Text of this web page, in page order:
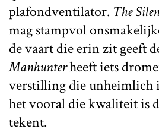
plafondventilator. The
mag stampvol
de vaart die erin zit geeft
Manhunterheeft iets
verstilling die unheimlich
het vooral die kwaliteit is
tekent.